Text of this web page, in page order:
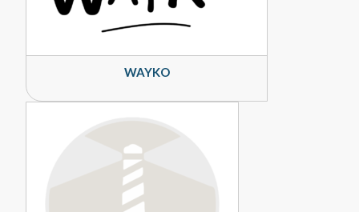
WAYKO